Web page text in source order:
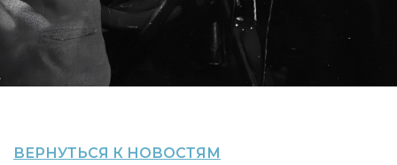
ВЕРНУТЬСЯ К НОВОСТЯМ